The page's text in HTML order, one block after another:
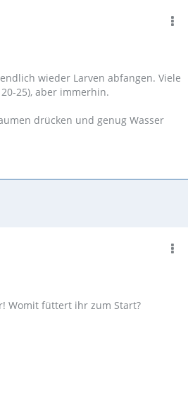
wieder Larven abfangen. Viele
25), aber immerhin.
drücken und genug Wasser
Womit füttert ihr zum Start?